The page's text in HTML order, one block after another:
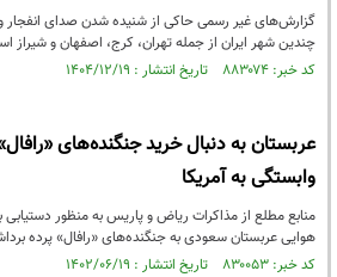
گزارش‌های غیر رسمی حاکی از شنیده شدن صدای انفجار
چندین شهر ایران از جمله تهران، کرج، اصفهان و شیراز
کد خبر: ۸۸۳۰۷۴ تاریخ انتشار : ۱۴۰۴/۱۲/۱۹
عربستان به دنبال خرید جنگنده‌های
وابستگی به آمریکا
منابع مطلع از مذاکرات ریاض و پاریس به منظور دستیابی
هوایی عربستان سعودی به جنگنده‌های «رافال» پرده
کد خبر: ۸۳۰۰۵۳ تاریخ انتشار : ۱۴۰۲/۰۶/۱۹